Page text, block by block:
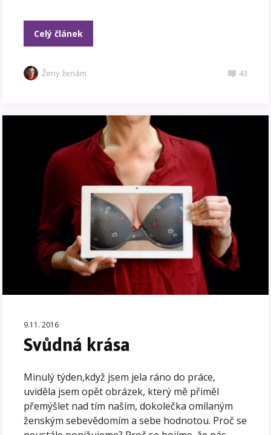
Celý článek
Ženy ženám 43
9.11. 2016
Svůdná krása
Minulý týden,když jsem jela ráno do práce,
uviděla jsem opět obrázek, který mě přiměl
přemýšlet nad tím naším, dokolečka omílaným
ženským sebevědomím a sebe hodnotou. Proč se